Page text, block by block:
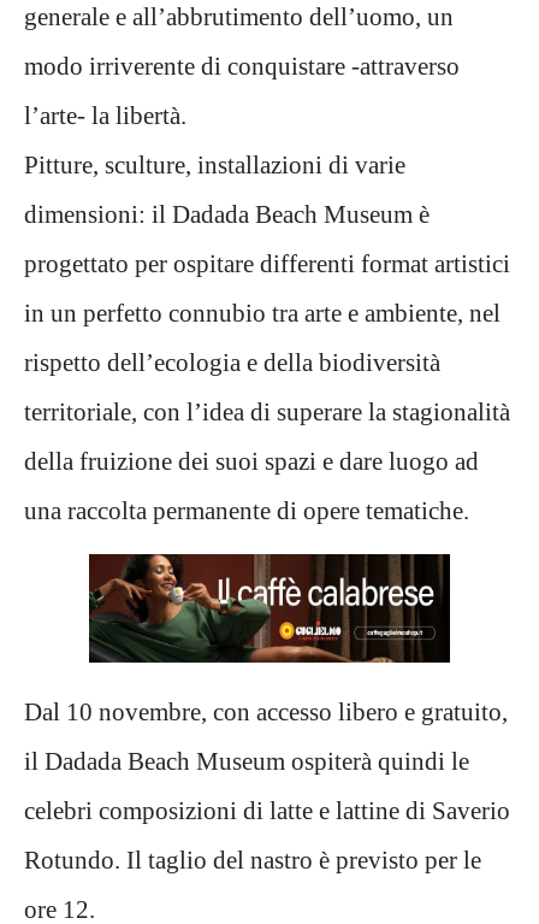
generale e all’abbrutimento dell’uomo, un
modo irriverente di conquistare -attraverso
l’arte- la libertà.
Pitture, sculture, installazioni di varie
dimensioni: il Dadada Beach Museum è
progettato per ospitare differenti format artistici
in un perfetto connubio tra arte e ambiente, nel
rispetto dell’ecologia e della biodiversità
territoriale, con l’idea di superare la stagionalità
della fruizione dei suoi spazi e dare luogo ad
una raccolta permanente di opere tematiche.
Dal 10 novembre, con accesso libero e gratuito,
il Dadada Beach Museum ospiterà quindi le
celebri composizioni di latte e lattine di Saverio
Rotundo. Il taglio del nastro è previsto per le
ore 12.